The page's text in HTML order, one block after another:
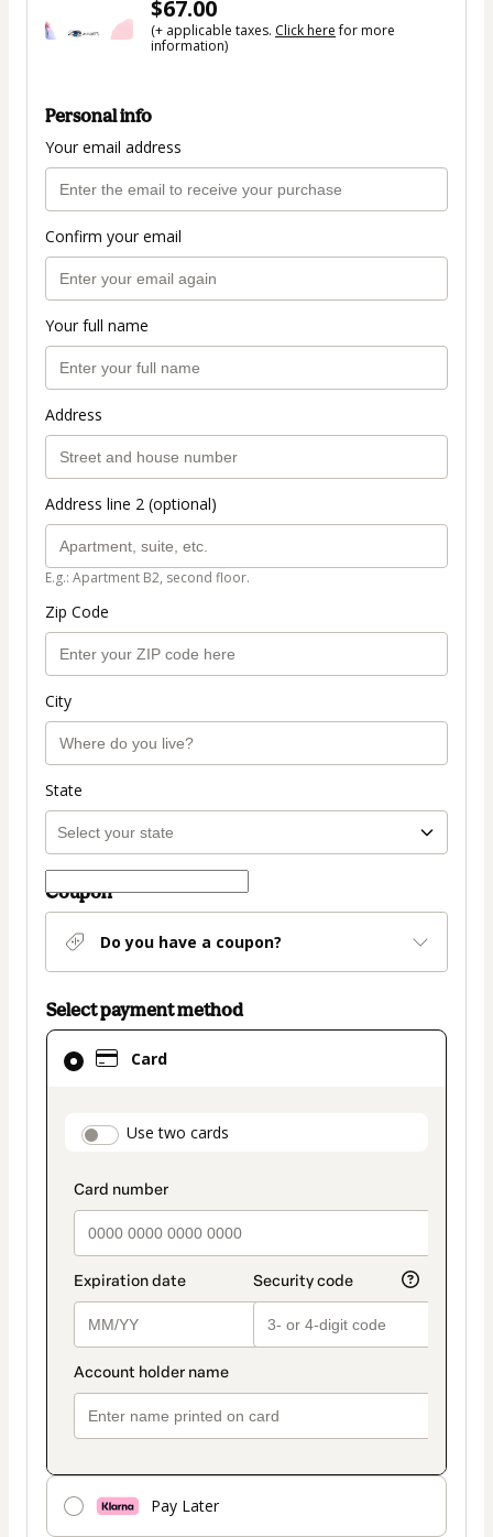
$67.00
(+ applicable taxes. Click herefor more
information)
Personal info
Your email address
Confirm your email
Your full name
Address
Address line 2 (optional)
E.g.: Apartment B2, second floor.
Zip Code
City
State
Coupon
Do you have a coupon?
Select payment method
Card
payment_data.section_title_v2
Use two cards
Pay Later
Card
selected
method